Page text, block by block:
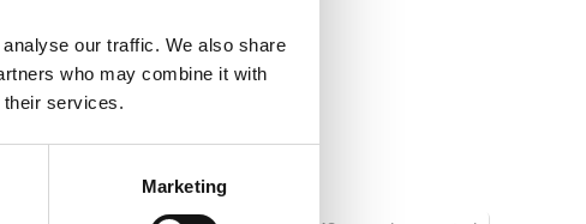
our traffic. We also share
who may combine it with
their services.
Marketing
spportovního vybavení:350
obchodu:200